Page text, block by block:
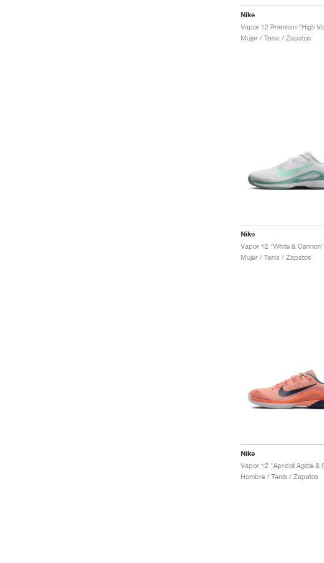
Nike
Mujer / Tenis / Zapatos
Nike
Vapor 12 "White & Cannon"
Mujer / Tenis / Zapatos
Nike
Hombre / Tenis / Zapatos